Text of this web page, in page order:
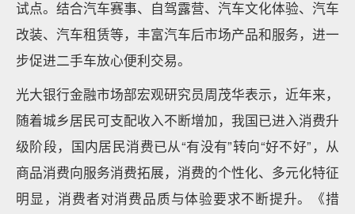
试点。结合汽车赛事、自驾露营、汽车文化体验、汽车
改装、汽车租赁等，丰富汽车后市场产品和服务，进一
步促进二手车放心便利交易。
光大银行金融市场部宏观研究员周茂华表示，近年来，
随着城乡居民可支配收入不断增加，我国已进入消费升
级阶段，国内居民消费已从“有没有”转向“好不好”，从
商品消费向服务消费拓展，消费的个性化、多元化特征
明显，消费者对消费品质与体验要求不断提升。《措